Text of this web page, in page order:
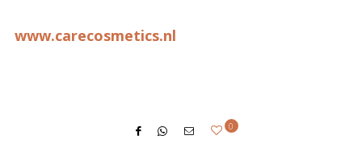
www.carecosmetics.nl
0